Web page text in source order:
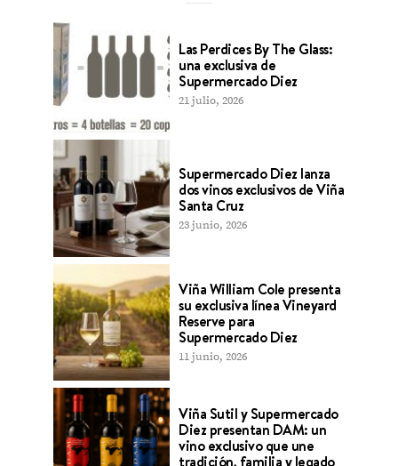
Las Perdices By The Glass:
una exclusiva de
Supermercado Diez
21 julio, 2026
Supermercado Diez lanza
dos vinos exclusivos de Viña
Santa Cruz
23 junio, 2026
Viña William Cole presenta
su exclusiva línea Vineyard
Reserve para
Supermercado Diez
11 junio, 2026
Viña Sutil y Supermercado
Diez presentan DAM: un
vino exclusivo que une
tradición, familia y legado